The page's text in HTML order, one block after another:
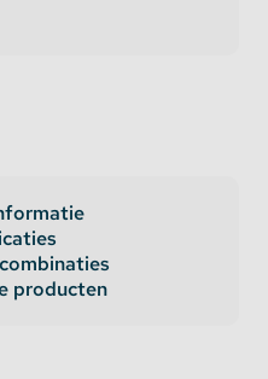
producten